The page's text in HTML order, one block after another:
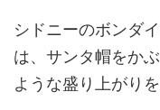
シドニーのボンダ
は、サンタ帽をか
ような盛り上がりを